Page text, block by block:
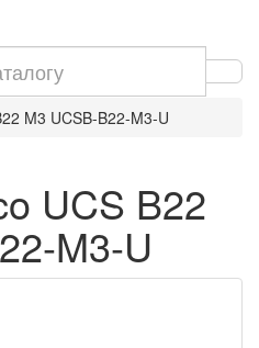
M3 UCSB-B22-M3-U
UCS B22
M3-U